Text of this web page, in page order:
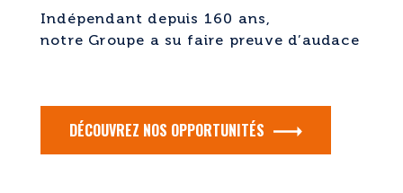
Indépendant depuis 160 ans,
notre Groupe a su faire preuve d’audace
DÉCOUVREZ NOS OPPORTUNITÉS